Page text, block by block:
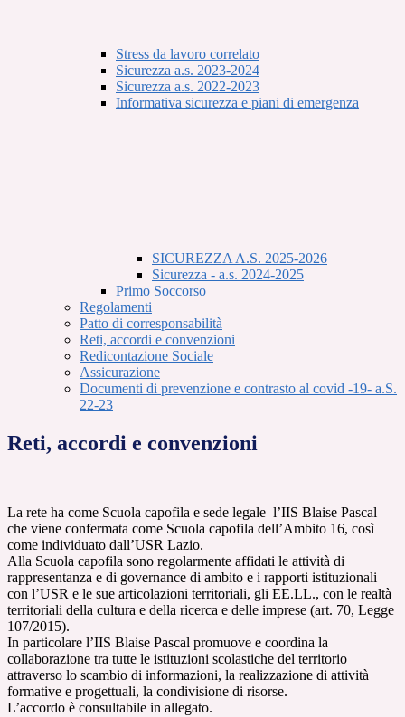
Stress da lavoro correlato
Sicurezza a.s. 2023-2024
Sicurezza a.s. 2022-2023
Informativa sicurezza e piani di emergenza
SICUREZZA A.S. 2025-2026
Sicurezza - a.s. 2024-2025
Primo Soccorso
Regolamenti
Patto di corresponsabilità
Reti, accordi e convenzioni
Redicontazione Sociale
Assicurazione
Documenti di prevenzione e contrasto al covid -19- a.S.
22-23
Reti, accordi e convenzioni
La rete ha come Scuola capofila e sede legale l’IIS Blaise Pascal
che viene confermata come Scuola capofila dell’Ambito 16, così
come individuato dall’USR Lazio.
Alla Scuola capofila sono regolarmente affidati le attività di
rappresentanza e di governance di ambito e i rapporti istituzionali
con l’USR e le sue articolazioni territoriali, gli EE.LL., con le realtà
territoriali della cultura e della ricerca e delle imprese (art. 70, Legge
107/2015).
In particolare l’IIS Blaise Pascal promuove e coordina la
collaborazione tra tutte le istituzioni scolastiche del territorio
attraverso lo scambio di informazioni, la realizzazione di attività
formative e progettuali, la condivisione di risorse.
L’accordo è consultabile in allegato.